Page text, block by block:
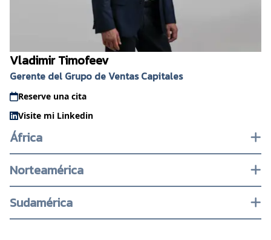
Vladimir Timofeev
Gerente del Grupo de Ventas Capitales
Reserve una cita
Visite mi Linkedin
África
Norteamérica
Sudamérica